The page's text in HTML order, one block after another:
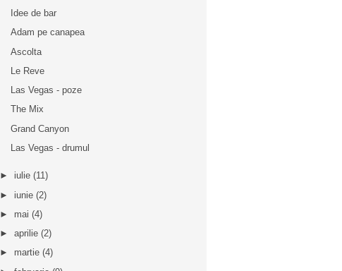
Idee de bar
Adam pe canapea
Ascolta
Le Reve
Las Vegas - poze
The Mix
Grand Canyon
Las Vegas - drumul
► iulie (11)
► iunie (2)
► mai (4)
► aprilie (2)
► martie (4)